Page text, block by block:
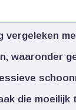
waaronder
die